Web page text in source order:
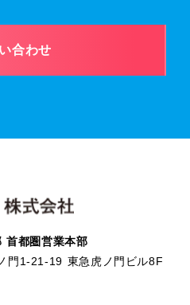
合わせ
首都圏営業本部
門1-21-19 東急虎ノ門ビル8F